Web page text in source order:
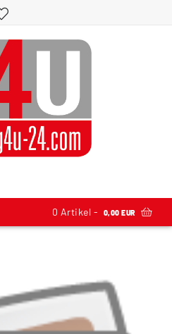
0 Artikel - 0,00 EUR